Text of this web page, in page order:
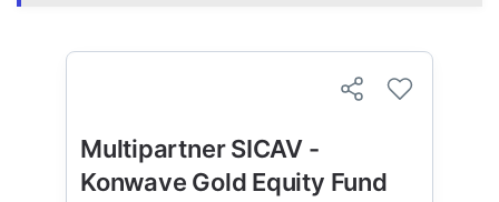
Multipartner SICAV -
Konwave Gold Equity Fund